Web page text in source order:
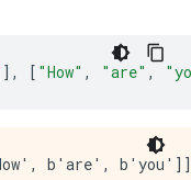
], [ "How" , "are" ,